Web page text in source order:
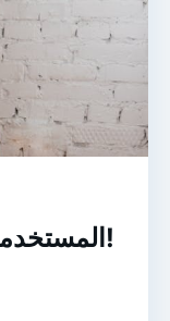
المستخدمون لتعزيز علامتك التجارية!